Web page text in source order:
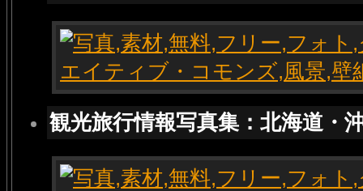
観光旅行情報写真集：北海道・